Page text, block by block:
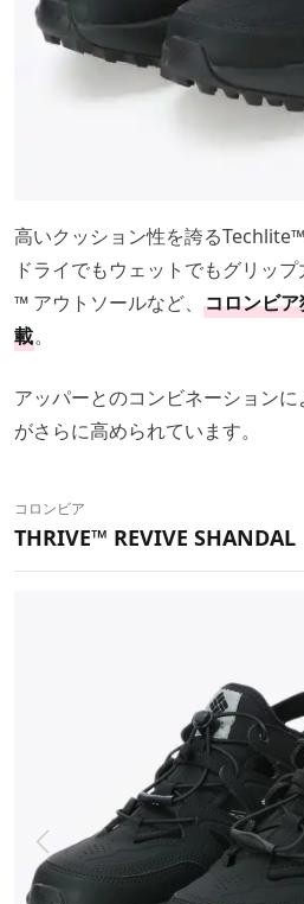
高いクッション性を誇る
ドライでもウェットでもグリッ
™ アウトソールなど、 コロンビ
載。
アッパーとのコンビネーション
がさらに高められています。
コロンビア
THRIVE™ REVIVE SHANDAL